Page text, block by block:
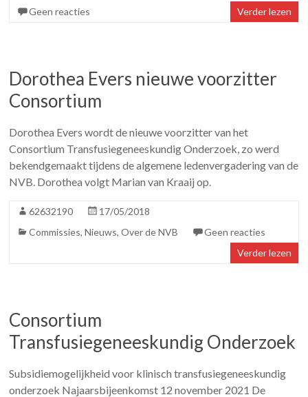
Geen reacties
Verder lezen
Dorothea Evers nieuwe voorzitter
Consortium
Dorothea Evers wordt de nieuwe voorzitter van het
Consortium Transfusiegeneeskundig Onderzoek, zo werd
bekendgemaakt tijdens de algemene ledenvergadering van de
NVB. Dorothea volgt Marian van Kraaij op.
62632190
17/05/2018
Commissies,Nieuws,Over de NVB
Geen reacties
Verder lezen
Consortium
Transfusiegeneeskundig Onderzoek
Subsidiemogelijkheid voor klinisch transfusiegeneeskundig
onderzoek Najaarsbijeenkomst 12 november 2021 De